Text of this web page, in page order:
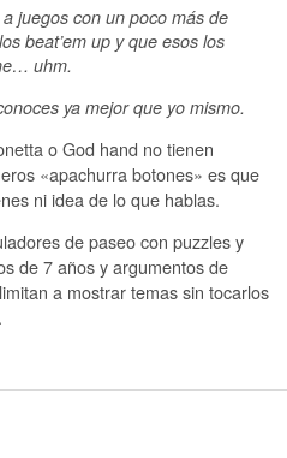
juegos con un poco más de
beat’em up y que esos los
uhm.
ya mejor que yo mismo.
o God hand no tienen
«apachurra botones» es que
ni idea de lo que hablas.
de paseo con puzzles y
de 7 años y argumentos de
a mostrar temas sin tocarlos